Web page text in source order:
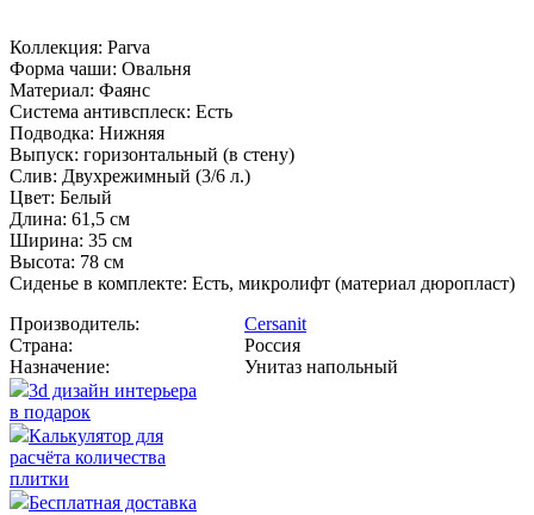
Коллекция: Parva
Форма чаши: Овальня
Материал: Фаянс
Система антивсплеск: Есть
Подводка: Нижняя
Выпуск: горизонтальный (в стену)
Слив: Двухрежимный (3/6 л.)
Цвет: Белый
Длина: 61,5 см
Ширина: 35 см
Высота: 78 см
Сиденье в комплекте: Есть, микролифт (материал дюропласт)
Производитель:
Cersanit
Страна:
Россия
Назначение:
Унитаз напольный
3d дизайн интерьера
в подарок
Калькулятор для
расчёта количества
плитки
Бесплатная доставка